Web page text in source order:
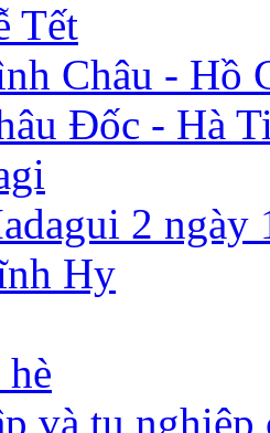
Tết
Châu - Hồ
Đốc - Hà
2 ngày
Hy
và tu